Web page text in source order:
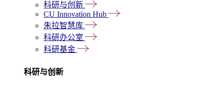
科研与创新
CU Innovation Hub
朱拉智慧库
科研办公室
科研基金
科研与创新